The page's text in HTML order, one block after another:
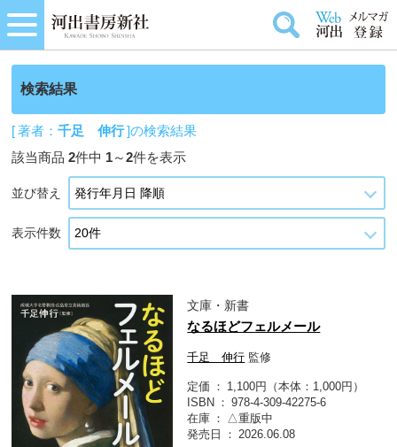
検索結果
[ 著者：千足 伸行]の検索結果
該当商品2件中 1～2件を表示
並び替え
表示件数
文庫・新書
なるほどフェルメール
千足 伸行 監修
定価
1,100円（本体：1,000円）
ISBN
978-4-309-42275-6
在庫
△重版中
発売日
2026.06.08